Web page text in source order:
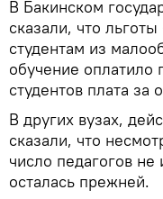
В Бакинском
сказали, что
студентам из
обучение оплатило
студентов плата за
В других вузах,
сказали, что
число педагогов
осталась прежней.